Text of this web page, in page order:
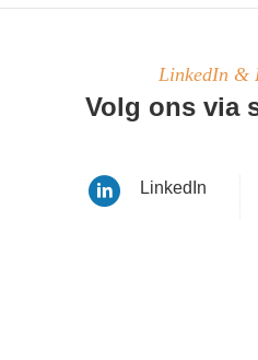
LinkedIn &
Volg ons via
LinkedIn